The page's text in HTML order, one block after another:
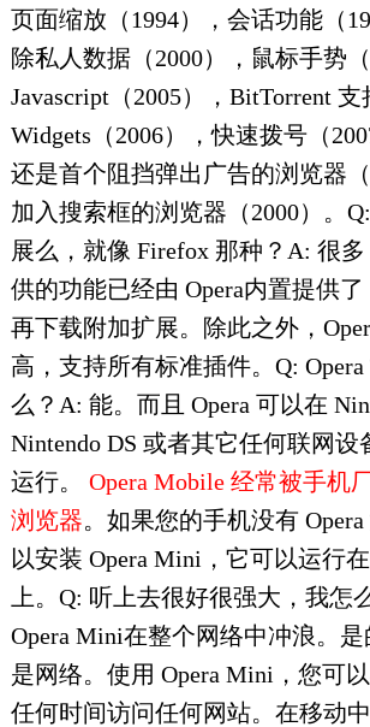
页面缩放（1994），会话功能（
除私人数据（2000），鼠标手势
Javascript（2005），BitTorrent 支
Widgets（2006），快速拨号（
还是首个阻挡弹出广告的浏览器
加入搜索框的浏览器（2000）。
展么，就像 Firefox 那种？A: 很
供的功能已经由 Opera内置提供
再下载附加扩展。除此之外，
高，支持所有标准插件。Q: Opera
么？A: 能。而且 Opera 可以在
Nintendo DS 或者其它任何联网设
运行。 Opera Mobile 经常被手机
浏览器。如果您的手机没有
以安装 Opera Mini，它可以运行
上。Q: 听上去很好很强大，我怎
Opera Mini在整个网络中冲浪。
是网络。使用 Opera Mini，您可以
任何时间访问任何网站。在移动